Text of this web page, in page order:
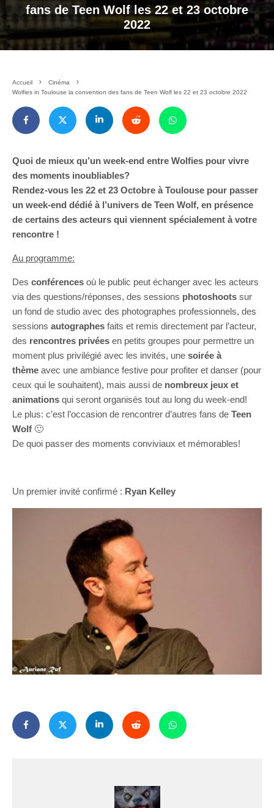
fans de Teen Wolf les 22 et 23 octobre
2022
Accueil
Cinéma
Wolfies in Toulouse la convention des fans de Teen Wolf les 22 et 23 octobre 2022
Quoi de mieux qu’un week-end entre Wolfies pour vivre
des moments inoubliables?
Rendez-vous les 22 et 23 Octobre à Toulouse pour passer
un week-end dédié à l’univers de Teen Wolf, en présence
de certains des acteurs qui viennent spécialement à votre
rencontre !
Au programme:
Des conférences où le public peut échanger avec les acteurs
via des questions/réponses, des sessions photoshoots sur
un fond de studio avec des photographes professionnels, des
sessions autographes faits et remis directement par l’acteur,
des rencontres privées en petits groupes pour permettre un
moment plus privilégié avec les invités, une soirée à
thème avec une ambiance festive pour profiter et danser (pour
ceux qui le souhaitent), mais aussi de nombreux jeux et
animations qui seront organisés tout au long du week-end!
Le plus: c’est l’occasion de rencontrer d’autres fans de Teen
Wolf 🙂
De quoi passer des moments conviviaux et mémorables!
Un premier invité confirmé : Ryan Kelley